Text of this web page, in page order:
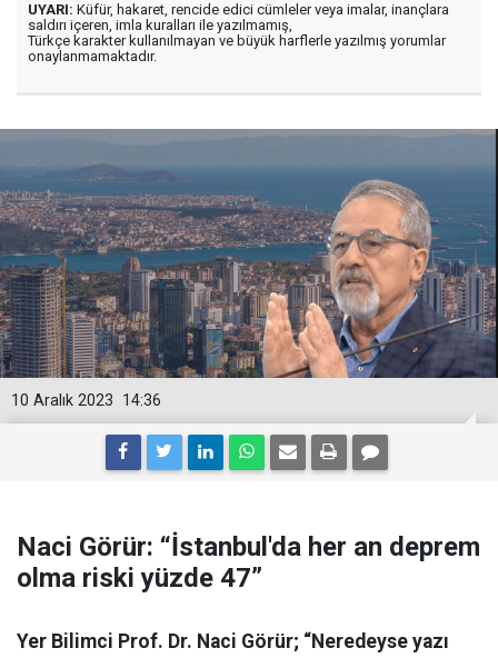
UYARI: Küfür, hakaret, rencide edici cümleler veya imalar, inançlara
saldırı içeren, imla kuralları ile yazılmamış,
Türkçe karakter kullanılmayan ve büyük harflerle yazılmış yorumlar
onaylanmamaktadır.
14:36
10 Aralık 2023
Naci Görür: “İstanbul'da her an deprem
olma riski yüzde 47”
Yer Bilimci Prof. Dr. Naci Görür; “Neredeyse yazı